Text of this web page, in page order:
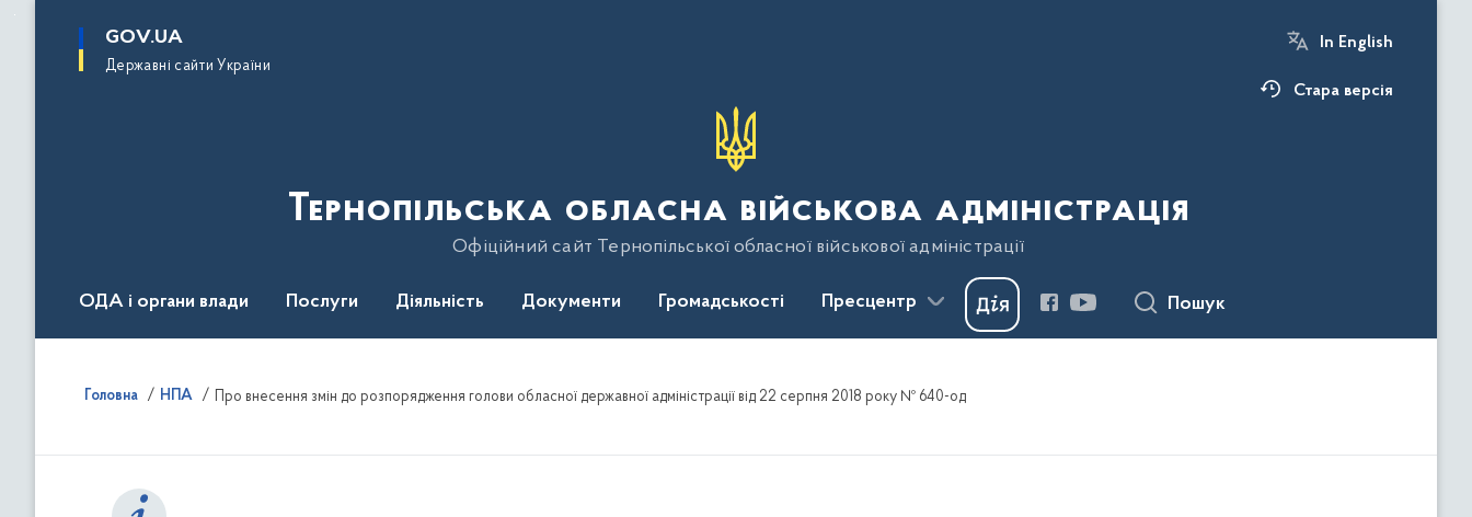
основного
GOV.UA
Державні сайти України
In English
Стара версія
Тернопільська обласна військова адміністрація
Офіційний сайт Тернопільської обласної військової адміністрації
ОДА і органи влади Послуги Діяльність Документи Громадськості Пресцентр Пошук
Головна НПА Про внесення змін до розпорядження голови обласної державної адміністрації від 22 серпня 2018 року № 640-од